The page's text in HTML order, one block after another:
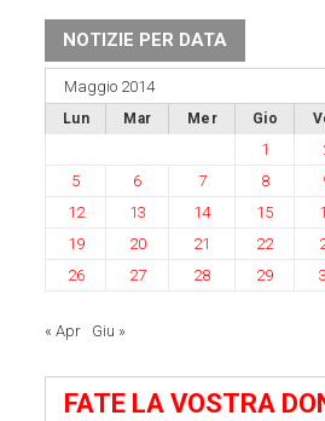
NOTIZIE PER DATA
Maggio 2014
Lun Mar Mer Gio
1
5
6 7 8
12
13 14 15
19
20 21 22
26
27 28 29
« Apr Giu »
FATE LA VOSTRA